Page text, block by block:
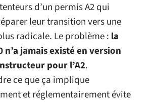
d’un permis A2 qui
leur transition vers une
radicale. Le problème : la
n’a jamais existé en version
pour l’A2.
ce que ça implique
et réglementairement évite